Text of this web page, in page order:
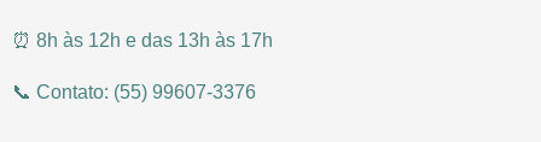
⏰ 8h às 12h e das 13h às 17h
📞 Contato: (55) 99607-3376